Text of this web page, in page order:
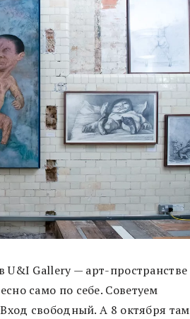
U&I Gallery — арт-пространстве
само по себе. Советуем
свободный. А 8 октября там